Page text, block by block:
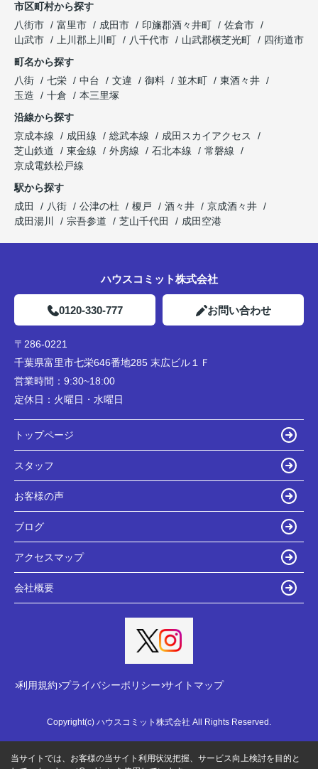
市区町村から探す
八街市
富里市 成田市 印旛郡酒々井町
佐倉市
山武市
上川郡上川町 八千代市 山武郡横芝光町
四街道市
町名から探す
八街
七栄 中台 文違 御料 並木町
東酒々井
玉造
十倉
本三里塚
沿線から探す
京成本線
成田線 総武本線
成田スカイアクセス
芝山鉄道
東金線 外房線 石北本線
常磐線
京成電鉄松戸線
駅から探す
成田
八街 公津の杜 榎戸 酒々井
京成酒々井
成田湯川
宗吾参道 芝山千代田 成田空港
ハウスコミット株式会社
0120-330-777 お問い合わせ
〒286-0221
千葉県富里市七栄646番地285 末広ビル１Ｆ
営業時間： 9:30~18:00
定休日： 火曜日・水曜日
トップページ
スタッフ
お客様の声
ブログ
アクセスマップ
会社概要
利用規約 プライバシーポリシー サイトマップ
Copyright(c) ハウスコミット株式会社 All Rights Reserved.
当サイトでは、お客様の当サイト利用状況把握、サービス向上検討を目的と